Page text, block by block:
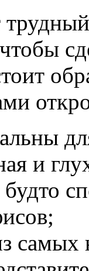
и
самых